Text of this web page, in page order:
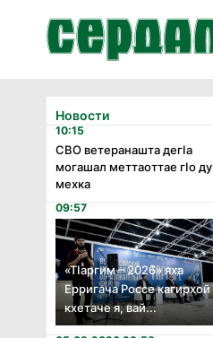
Новости
10:15
СВО ветеранашта дегӏа
могашал меттаоттае гӏо ду
мехка
09:57
«Тӏаргим – 2026» яха
Ерригача Россе кагирхой
кхетаче я, вай...